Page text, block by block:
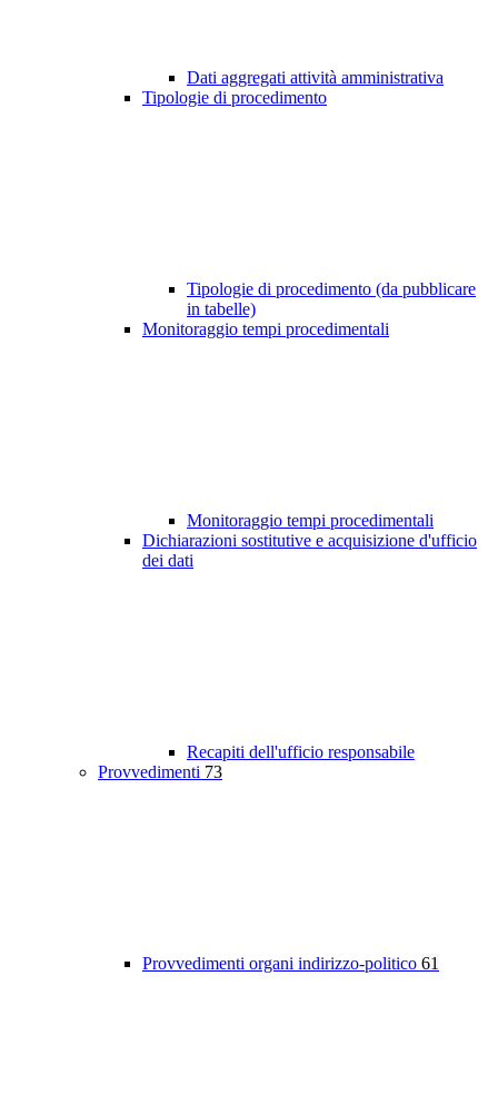
Dati aggregati attività amministrativa
Tipologie di procedimento
Tipologie di procedimento (da pubblicare
in tabelle)
Monitoraggio tempi procedimentali
Monitoraggio tempi procedimentali
Dichiarazioni sostitutive e acquisizione d'ufficio
dei dati
Recapiti dell'ufficio responsabile
Provvedimenti 73
Provvedimenti organi indirizzo-politico 61